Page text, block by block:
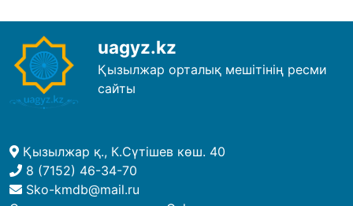
uagyz.kz
Қызылжар орталық мешітінің ресми
сайты
Қызылжар қ., К.Сүтішев көш. 40
8 (7152) 46-34-70
Sko-kmdb@mail.ru